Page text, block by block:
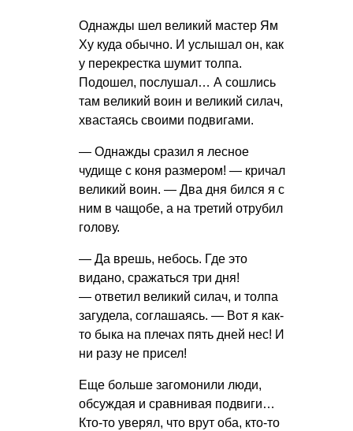
Однажды шел великий мастер Ям
Ху куда обычно. И услышал он, как
у перекрестка шумит толпа.
Подошел, послушал… А сошлись
там великий воин и великий силач,
хвастаясь своими подвигами.
— Однажды сразил я лесное
чудище с коня размером! — кричал
великий воин. — Два дня бился я с
ним в чащобе, а на третий отрубил
голову.
— Да врешь, небось. Где это
видано, сражаться три дня!
— ответил великий силач, и толпа
загудела, соглашаясь. — Вот я как-
то быка на плечах пять дней нес! И
ни разу не присел!
Еще больше загомонили люди,
обсуждая и сравнивая подвиги…
Кто-то уверял, что врут оба, кто-то